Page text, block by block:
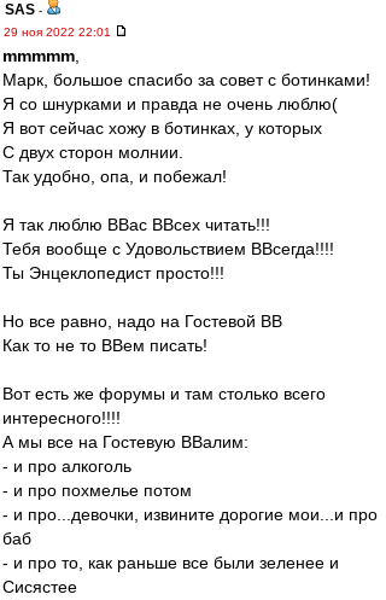
SAS -
29 ноя 2022 22:01
mmmmm
Марк, большое спасибо за совет с ботинками!
Я со шнурками и правда не очень люблю(
Я вот сейчас хожу в ботинках, у которых
С двух сторон молнии.
Так удобно, опа, и побежал!
Я так люблю ВВас ВВсех читать!!!
Тебя вообще с Удовольствием ВВсегда!!!!
Ты Энцеклопедист просто!!!
Но все равно, надо на Гостевой ВВ
Как то не то ВВем писать!
Вот есть же форумы и там столько всего
интересного!!!!
А мы все на Гостевую ВВалим:
- и про алкоголь
- и про похмелье потом
- и про...девочки, извините дорогие мои...и про
баб
- и про то, как раньше все были зеленее и
Сисястее